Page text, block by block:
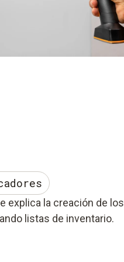
explica la creación de los
listas de inventario.